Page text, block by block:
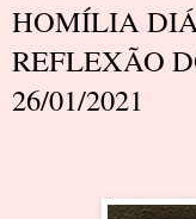
HOMÍLIA
REFLEXÃO
26/01/2021